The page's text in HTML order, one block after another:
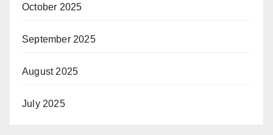
October 2025
September 2025
August 2025
July 2025